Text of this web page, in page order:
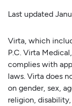
Last updated
Virta, which
P.C. Virta
complies with
laws. Virta does
on gender, sex,
religion,